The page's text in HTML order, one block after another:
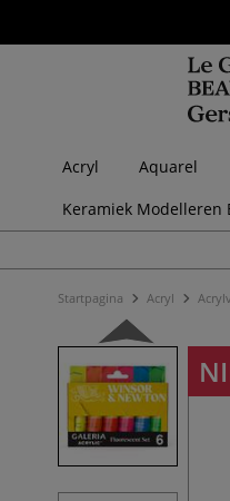
Acryl Aquarel
Keramiek Modelleren
Startpagina Acryl